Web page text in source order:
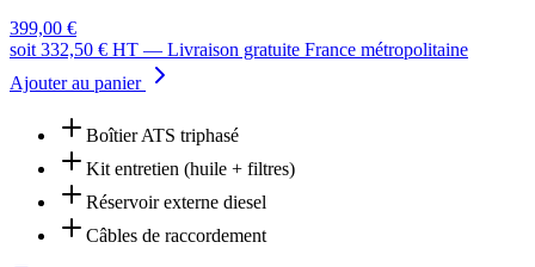
399,00 €
soit 332,50 € HT — Livraison gratuite France métropolitaine
Ajouter au panier
Boîtier ATS triphasé
Kit entretien (huile + filtres)
Réservoir externe diesel
Câbles de raccordement